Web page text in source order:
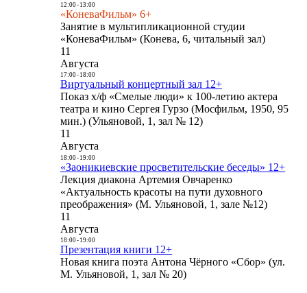
12:00- 13:00
«КоневаФильм» 6+
Занятие в мультипликационной студии
«КоневаФильм» (Конева, 6, читальный зал)
11
Августа
17:00- 18:00
Виртуальный концертный зал 12+
Показ х/ф «Смелые люди» к 100-летию актера
театра и кино Сергея Гурзо (Мосфильм, 1950, 95
мин.) (Ульяновой, 1, зал № 12)
11
Августа
18:00- 19:00
«Заоникиевские просветительские беседы» 12+
Лекция диакона Артемия Овчаренко
«Актуальность красоты на пути духовного
преображения» (М. Ульяновой, 1, зале №12)
11
Августа
18:00- 19:00
Презентация книги 12+
Новая книга поэта Антона Чёрного «Сбор» (ул.
М. Ульяновой, 1, зал № 20)